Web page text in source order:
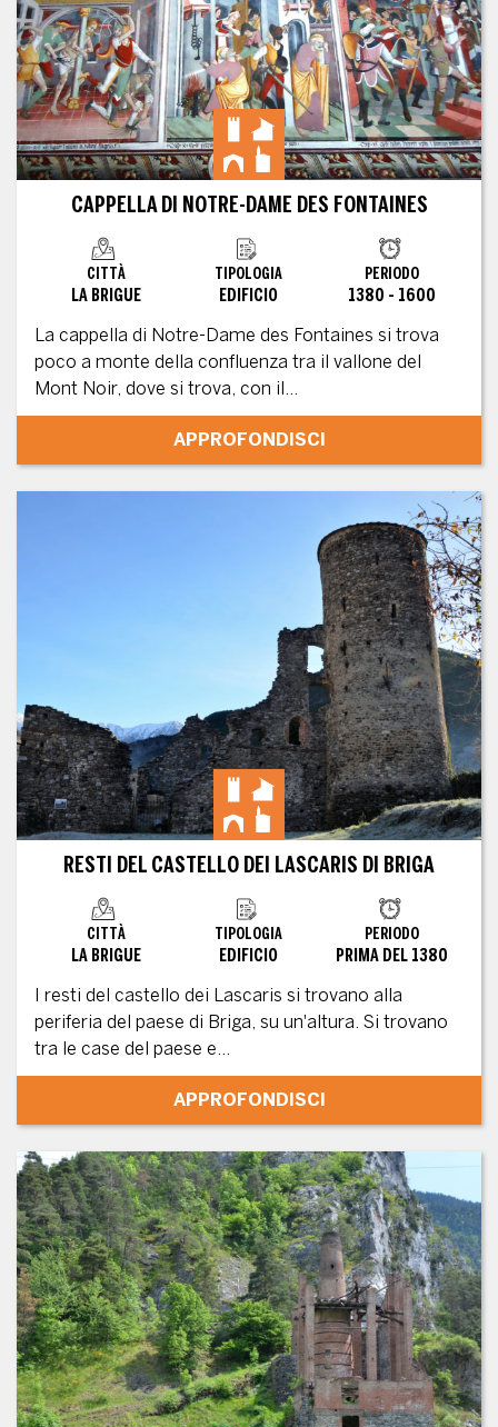
CAPPELLA DI NOTRE-DAME DES FONTAINES
CITTÀ
LA BRIGUE
TIPOLOGIA
EDIFICIO
PERIODO
1380 - 1600
La cappella di Notre-Dame des Fontaines si trova
poco a monte della confluenza tra il vallone del
Mont Noir, dove si trova, con il...
APPROFONDISCI
RESTI DEL CASTELLO DEI LASCARIS DI BRIGA
CITTÀ
LA BRIGUE
TIPOLOGIA
EDIFICIO
PERIODO
PRIMA DEL 1380
I resti del castello dei Lascaris si trovano alla
periferia del paese di Briga, su un'altura. Si trovano
tra le case del paese e...
APPROFONDISCI